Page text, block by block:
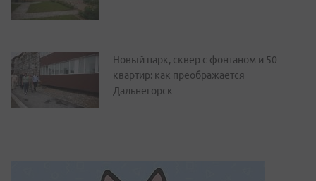
Новый парк, сквер с фонтаном и 50
квартир: как преображается
Дальнегорск